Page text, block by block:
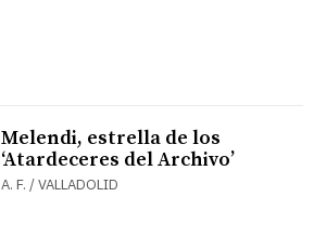
Melendi, estrella de los
‘Atardeceres del Archivo’
A. F. / VALLADOLID